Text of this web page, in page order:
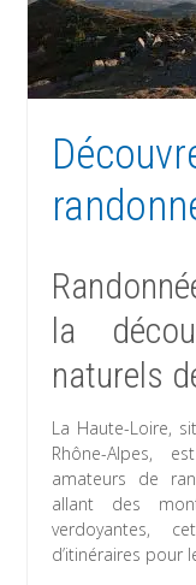
la
naturels
La Haute-Loire,
Rhône-Alpes,
amateurs de
allant des
verdoyantes,
d’itinéraires pour